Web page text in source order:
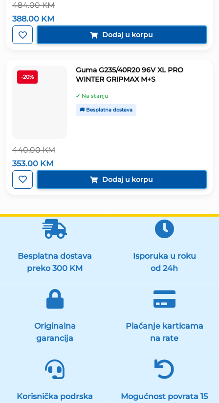
484.00KM
Izvorna
cijena
bila
je:
388.00 KM
cijena
388.00 KM.
Dodaj u korpu
-20%
440.00KM
Izvorna
cijena
bila
je:
353.00 KM
cijena
353.00 KM.
Guma G235/40R20 96V XL PRO
WINTER GRIPMAX M+S
✔ Na stanju
🚚 Besplatna dostava
Dodaj u korpu
Besplatna dostava
preko 300 KM
Isporuka u roku
od 24h
Originalna
garancija
Plaćanje karticama
na rate
Korisnička podrska
Mogućnost povrata 15